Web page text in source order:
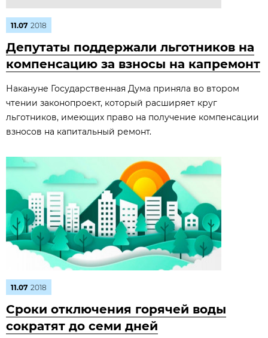
11.07 2018
Депутаты поддержали льготников на
компенсацию за взносы на капремонт
Накануне Государственная Дума приняла во втором
чтении законопроект, который расширяет круг
льготников, имеющих право на получение компенсации
взносов на капитальный ремонт.
11.07 2018
Сроки отключения горячей воды
сократят до семи дней